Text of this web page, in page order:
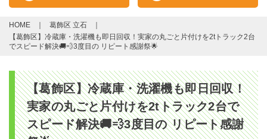
HOME
葛飾区 立石
【葛飾区】冷蔵庫・洗濯機も即日回収！実家の丸ごと片付けを2tトラック2台
でスピード解決🚚💨3度目の リピート感謝祭🌟
【葛飾区】冷蔵庫・洗濯機も即日回収！
実家の丸ごと片付けを2tトラック2台で
スピード解決🚚💨3度目の リピート感謝